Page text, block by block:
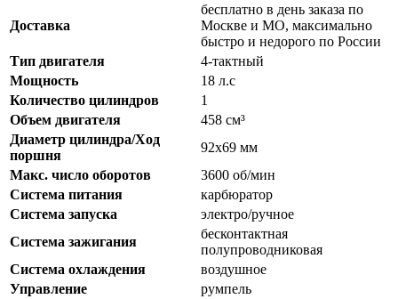
Доставка
бесплатно в день заказа по
Москве и МО, максимально
быстро и недорого по России
Тип двигателя
4-тактный
Мощность
18 л.с
Количество цилиндров
1
Объем двигателя
458 см³
Диаметр цилиндра/Ход
поршня
92х69 мм
Макс. число оборотов
3600 об/мин
Система питания
карбюратор
Система запуска
электро/ручное
Система зажигания
бесконтактная
полупроводниковая
Система охлаждения
воздушное
Управление
румпель